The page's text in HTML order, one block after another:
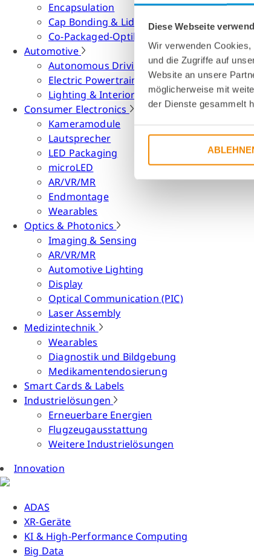
Diese Webseite
Wir verwenden
und die Zugriffe auf
Website an unsere
möglicherweise mit
der Dienste gesammelt
Encapsulation
Cap Bonding & Lid Attach
Co-Packaged-Optiken
Automotive
Autonomous Driving
Electric Powertrain
Lighting & Interior
Consumer Electronics
Kameramodule
Lautsprecher
LED Packaging
microLED
AR/VR/MR
Endmontage
Wearables
Optics & Photonics
Imaging & Sensing
AR/VR/MR
Automotive Lighting
Display
Optical Communication (PIC)
Laser Assembly
Medizintechnik
Wearables
Diagnostik und Bildgebung
Medikamentendosierung
Smart Cards & Labels
Industrielösungen
Erneuerbare Energien
Flugzeugausstattung
Weitere Industrielösungen
Innovation
ADAS
XR-Geräte
KI & High-Performance Computing
Big Data